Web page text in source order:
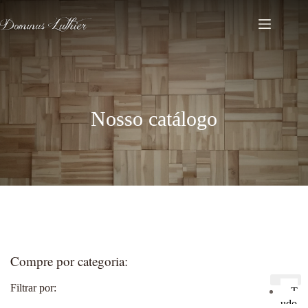
Nosso catálogo
Compre por categoria:
Filtrar por:
T
udo